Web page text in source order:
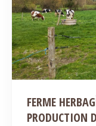
FERME
PRODUCTION